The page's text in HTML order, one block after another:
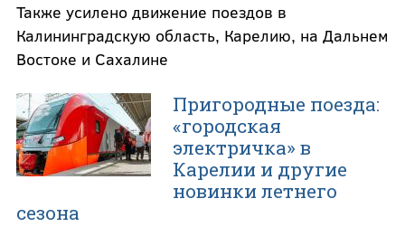
Также усилено движение поездов в
Калининградскую область, Карелию, на Дальнем
Востоке и Сахалине
Пригородные поезда:
«городская
электричка» в
Карелии и другие
новинки летнего
сезона